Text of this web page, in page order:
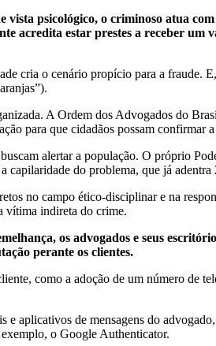
psicológico, o criminoso atua
acredita estar prestes a receber
cria o cenário propício para a fraude.
A Ordem dos Advogados do
para que cidadãos possam confirmar
alertar a população. O próprio
capilaridade do problema, que já
no campo ético-disciplinar e na
vítima indireta do crime.
os advogados e seus
perante os clientes.
como a adoção de um número de
e aplicativos de mensagens do
o Google Authenticator.